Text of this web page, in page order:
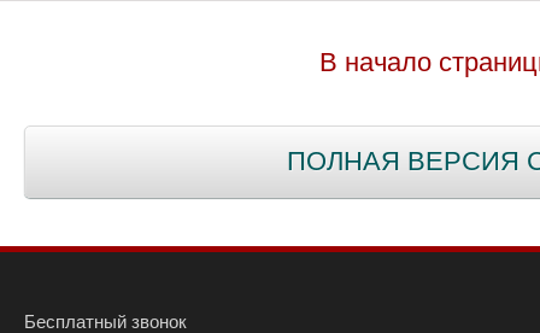
В начало
ПОЛНАЯ ВЕРСИЯ
Бесплатный звонок